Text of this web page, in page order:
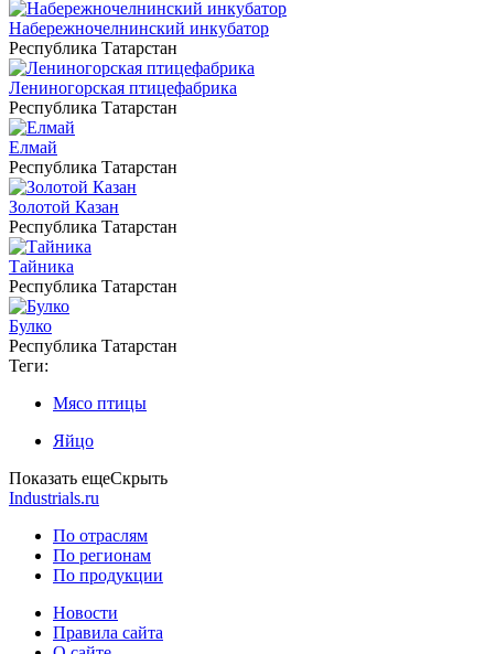
Набережночелнинский инкубатор
Республика Татарстан
Лениногорская птицефабрика
Республика Татарстан
Елмай
Республика Татарстан
Золотой Казан
Республика Татарстан
Тайника
Республика Татарстан
Булко
Республика Татарстан
Теги:
Мясо птицы
Яйцо
Показать ещеСкрыть
Industrials.ru
По отраслям
По регионам
По продукции
Новости
Правила сайта